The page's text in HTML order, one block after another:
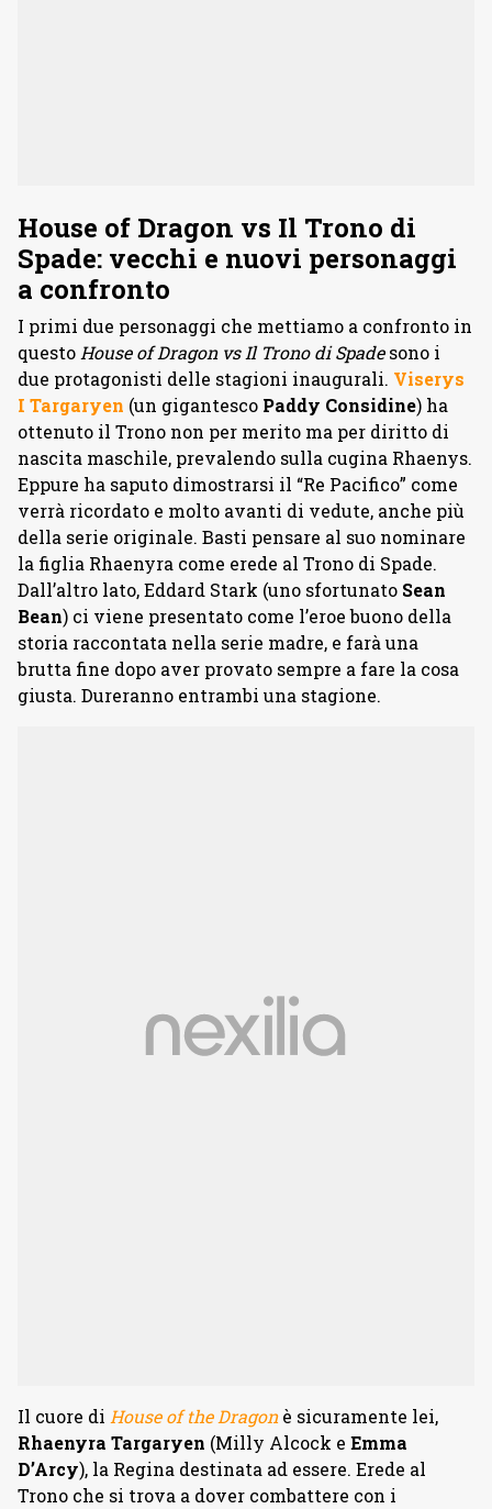
House of Dragon vs Il Trono di
Spade: vecchi e nuovi personaggi
a confronto
I primi due personaggi che mettiamo a confronto in
questoHouse of Dragon vs Il Trono di Spadesono i
due protagonisti delle stagioni inaugurali. Viserys
I Targaryen (un gigantesco Paddy Considine) ha
ottenuto il Trono non per merito ma per diritto di
nascita maschile, prevalendo sulla cugina Rhaenys.
Eppure ha saputo dimostrarsi il “Re Pacifico” come
verrà ricordato e molto avanti di vedute, anche più
della serie originale. Basti pensare al suo nominare
la figlia Rhaenyra come erede al Trono di Spade.
Dall’altro lato, Eddard Stark (uno sfortunato Sean
Bean) ci viene presentato come l’eroe buono della
storia raccontata nella serie madre, e farà una
brutta fine dopo aver provato sempre a fare la cosa
giusta. Dureranno entrambi una stagione.
Il cuore di House of the Dragonè sicuramente lei,
Rhaenyra Targaryen (Milly Alcock e Emma
D’Arcy), la Regina destinata ad essere. Erede al
Trono che si trova a dover combattere con i